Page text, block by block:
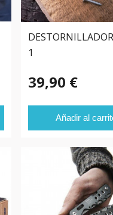
1
39,90 €
Añadir al